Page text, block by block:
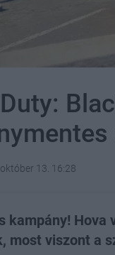
13. 16:28
kampány! Hova
most viszont a